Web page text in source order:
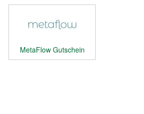
MetaFlow Gutschein